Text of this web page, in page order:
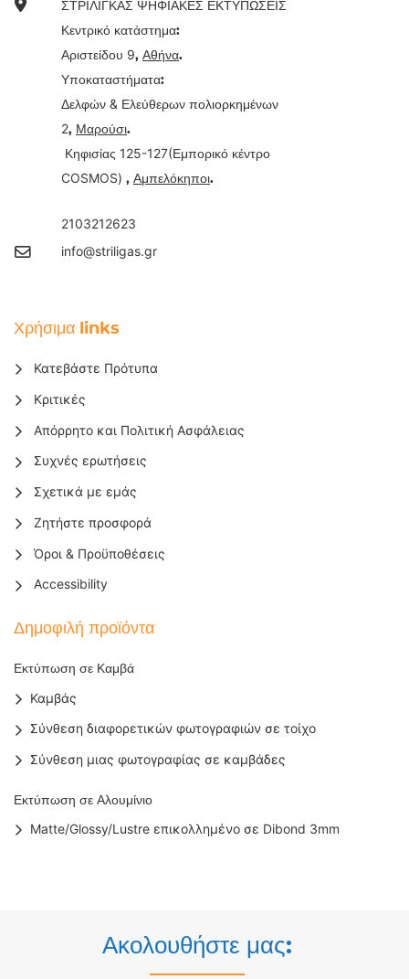
ΣΤΡΙΛΙΓΚΑΣ ΨΗΦΙΑΚΕΣ ΕΚΤΥΠΩΣΕΙΣ
Κεντρικό κατάστημα:
Αριστείδου 9, Αθήνα.
Υποκαταστήματα:
Δελφών & Ελεύθερων πολιορκημένων
2, Μαρούσι.
Κηφισίας 125-127(Εμπορικό κέντρο
COSMOS) , Αμπελόκηποι.
2103212623
info@striligas.gr
Χρήσιμα links
Κατεβάστε Πρότυπα
Κριτικές
Απόρρητο και Πολιτική Ασφάλειας
Συχνές ερωτήσεις
Σχετικά με εμάς
Ζητήστε προσφορά
Όροι & Προϋποθέσεις
Accessibility
Δημοφιλή προϊόντα
Εκτύπωση σε Καμβά
Καμβάς
Σύνθεση διαφορετικών φωτογραφιών σε τοίχο
Σύνθεση μιας φωτογραφίας σε καμβάδες
Εκτύπωση σε Αλουμίνιο
Matte/Glossy/Lustre επικολλημένο σε Dibond 3mm
Ακολουθήστε μας: